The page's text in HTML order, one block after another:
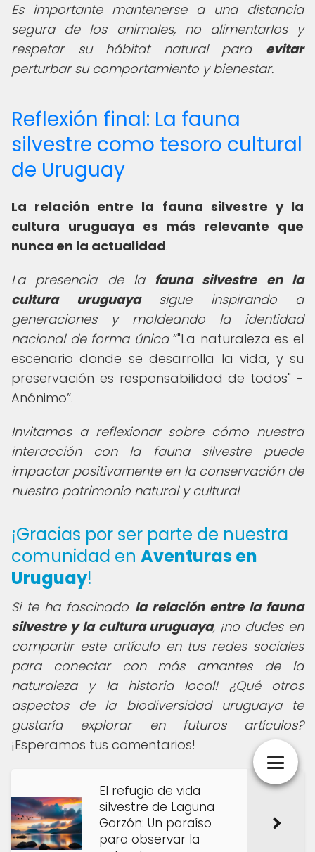
Es importante mantenerse a una distancia
segura de los animales, no alimentarlos y
respetar su hábitat natural para evitar
perturbar su comportamiento y bienestar.
Reflexión final: La fauna
silvestre como tesoro cultural
de Uruguay
La relación entre la fauna silvestre y la
cultura uruguaya es más relevante que
nunca en la actualidad.
La presencia de la fauna silvestre en la
cultura uruguayasigue inspirando a
generaciones y moldeando la identidad
nacional de forma única "La naturaleza es el
escenario donde se desarrolla la vida, y su
preservación es responsabilidad de todos" -
Anónimo .
Invitamos a reflexionar sobre cómo nuestra
interacción con la fauna silvestre puede
impactar positivamente en la conservación de
nuestro patrimonio natural y cultural.
¡Gracias por ser parte de nuestra
comunidad en Aventuras en
Uruguay!
Si te ha fascinado la relación entre la fauna
silvestre y la cultura uruguaya, ¡no dudes en
compartir este artículo en tus redes sociales
para conectar con más amantes de la
naturaleza y la historia local! ¿Qué otros
aspectos de la biodiversidad uruguaya te
gustaría explorar en futuros artículos?
¡Esperamos tus comentarios!
El refugio de vida
silvestre de Laguna
Garzón: Un paraíso
para observar la